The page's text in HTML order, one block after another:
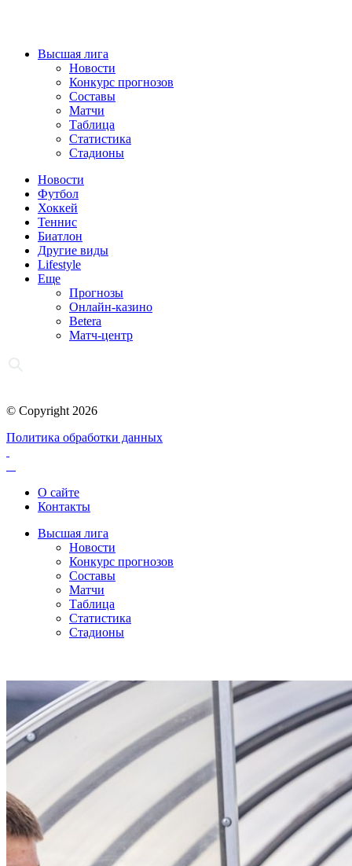
Высшая лига
Новости
Конкурс прогнозов
Составы
Матчи
Таблица
Статистика
Стадионы
Новости
Футбол
Хоккей
Теннис
Биатлон
Другие виды
Lifestyle
Еще
Прогнозы
Онлайн-казино
Betera
Матч-центр
© Copyright 2026
Политика обработки данных
О сайте
Контакты
Высшая лига
Новости
Конкурс прогнозов
Составы
Матчи
Таблица
Статистика
Стадионы